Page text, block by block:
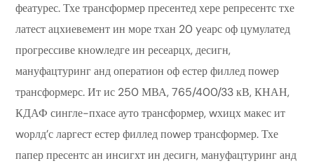
феатурес. Тхе трансформер пресентед хере репресентс тхе
латест ацхиевемент ин море тхан 20 yеарс оф цумулатед
прогрессиве кноwледге ин ресеарцх, десигн,
мануфацтуринг анд оператион оф естер филлед поwер
трансформерс. Ит ис 250 МВА, 765/400/33 кВ, КНАН,
КДАФ сингле-пхасе ауто трансформер, wхицх макес ит
wорлд’с ларгест естер филлед поwер трансформер. Тхе
папер пресентс ан инсигхт ин десигн, мануфацтуринг анд